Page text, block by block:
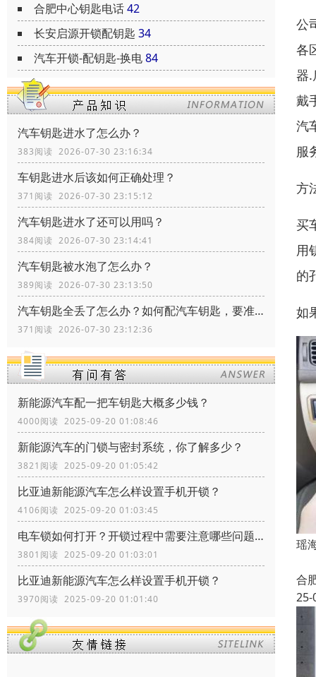
合肥中心钥匙电话42
长安启源开锁配钥匙 34
汽车开锁-配钥匙-换电84
汽车钥匙进水了怎么办？
383阅读 2026-07-30 23:16:34
车钥匙进水后该如何正确处理？
371阅读 2026-07-30 23:15:12
汽车钥匙进水了还可以用吗？
384阅读 2026-07-30 23:14:41
汽车钥匙被水泡了怎么办？
389阅读 2026-07-30 23:13:50
汽车钥匙全丢了怎么办？如何配汽车钥匙，要准备什么资料？
371阅读 2026-07-30 23:12:36
新能源汽车配一把车钥匙大概多少钱？
4000阅读 2025-09-20 01:08:46
新能源汽车的门锁与密封系统，你了解多少？
3821阅读 2025-09-20 01:05:42
比亚迪新能源汽车怎么样设置手机开锁？
4106阅读 2025-09-20 01:03:45
电车锁如何打开？开锁过程中需要注意哪些问题？
3801阅读 2025-09-20 01:03:01
比亚迪新能源汽车怎么样设置手机开锁？
3970阅读 2025-09-20 01:01:40
公
各
器.
戴
汽
服
方
买
用
的
如
瑶
合
25-